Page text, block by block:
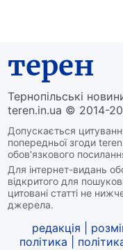
терен
Тернопільські
teren.in.ua © 2014-
Допускається
попередньої згоди
обов'язкового
Для інтернет-видань
відкритого для
цитовані статті не
джерела.
редакція
політика